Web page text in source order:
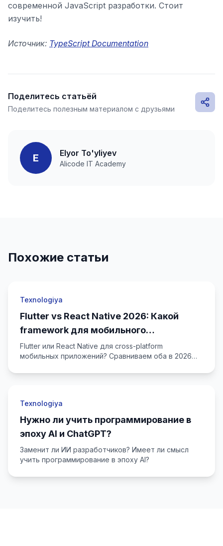
современной JavaScript разработки. Стоит
изучить!
Источник: TypeScript Documentation
Поделитесь статьёй
Поделитесь полезным материалом с друзьями
E Elyor To'yliyev
Alicode IT Academy
Похожие статьи
Texnologiya
Flutter vs React Native 2026: Какой
framework для мобильного
приложения?
Flutter или React Native для cross-platform
мобильных приложений? Сравниваем оба в 2026
Texnologiya
Нужно ли учить программирование в
эпоху AI и ChatGPT?
Заменит ли ИИ разработчиков? Имеет ли смысл
учить программирование в эпоху AI?